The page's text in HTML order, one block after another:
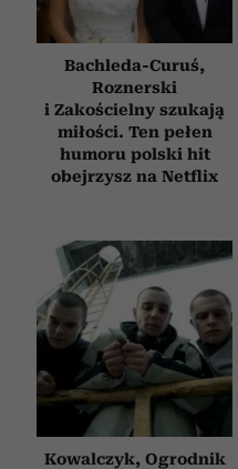
Bachleda-Curuś,
Roznerski
i Zakościelny szukają
miłości. Ten pełen
humoru polski hit
obejrzysz na Netflix
Kowalczyk, Ogrodnik